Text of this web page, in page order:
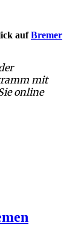
aufBremer
mit
online